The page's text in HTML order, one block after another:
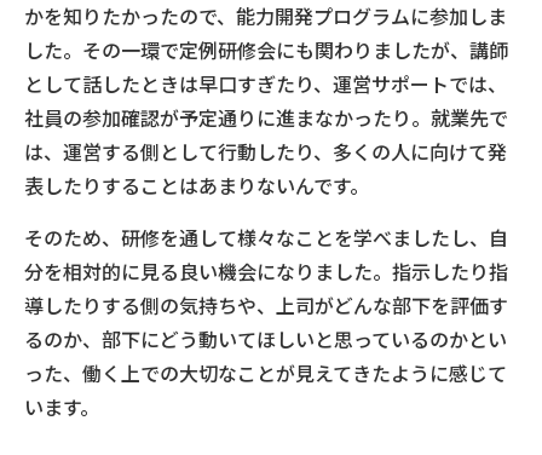
かを知りたかったので、能力開発プログラムに参加しま
した。その一環で定例研修会にも関わりましたが、講師
として話したときは早口すぎたり、運営サポートでは、
社員の参加確認が予定通りに進まなかったり。就業先で
は、運営する側として行動したり、多くの人に向けて発
表したりすることはあまりないんです。
そのため、研修を通して様々なことを学べましたし、自
分を相対的に見る良い機会になりました。指示したり指
導したりする側の気持ちや、上司がどんな部下を評価す
るのか、部下にどう動いてほしいと思っているのかとい
った、働く上での大切なことが見えてきたように感じて
います。